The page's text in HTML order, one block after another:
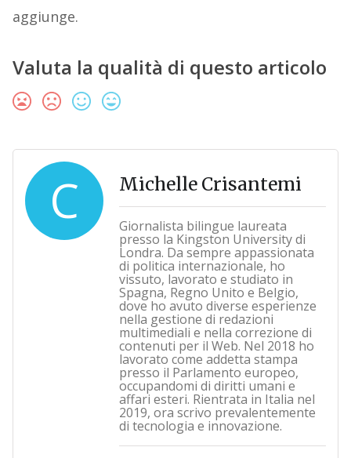
aggiunge.
Valuta la qualità di questo articolo
C Michelle Crisantemi
Giornalista bilingue laureata
presso la Kingston University di
Londra. Da sempre appassionata
di politica internazionale, ho
vissuto, lavorato e studiato in
Spagna, Regno Unito e Belgio,
dove ho avuto diverse esperienze
nella gestione di redazioni
multimediali e nella correzione di
contenuti per il Web. Nel 2018 ho
lavorato come addetta stampa
presso il Parlamento europeo,
occupandomi di diritti umani e
affari esteri. Rientrata in Italia nel
2019, ora scrivo prevalentemente
di tecnologia e innovazione.